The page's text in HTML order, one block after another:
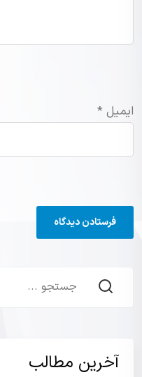
ایمیل *
آخرین مطالب